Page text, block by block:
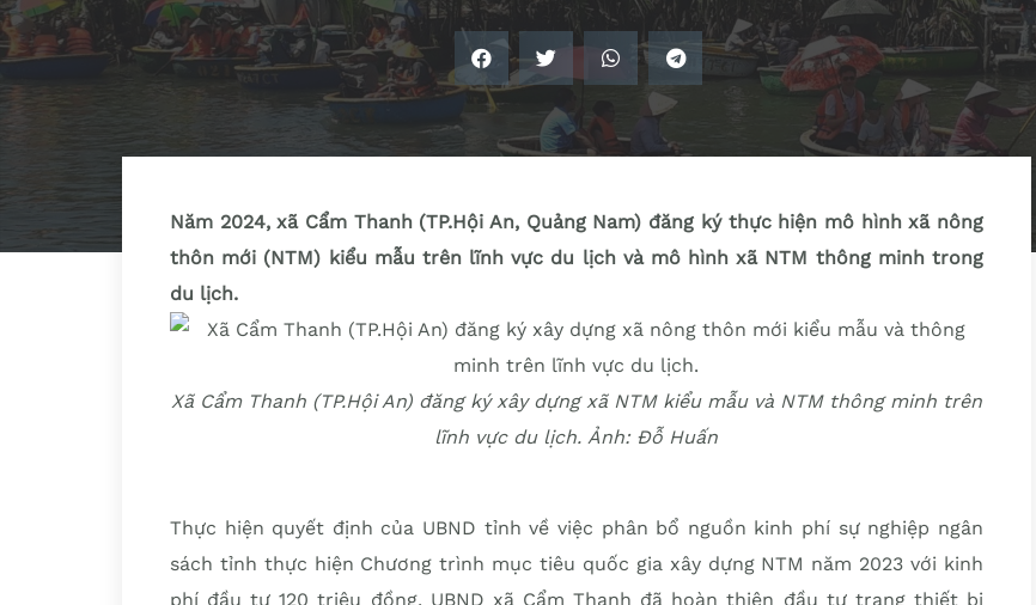
Năm 2024, xã Cẩm Thanh (TP.Hội An, Quảng Nam) đăng ký thực hiện mô hình xã nông
thôn mới (NTM) kiểu mẫu trên lĩnh vực du lịch và mô hình xã NTM thông minh trong
du lịch.
Xã Cẩm Thanh (TP.Hội An) đăng ký xây dựng xã NTM kiểu mẫu và NTM thông minh trên
lĩnh vực du lịch. Ảnh: Đỗ Huấn
Thực hiện quyết định của UBND tỉnh về việc phân bổ nguồn kinh phí sự nghiệp ngân
sách tỉnh thực hiện Chương trình mục tiêu quốc gia xây dựng NTM năm 2023 với kinh
phí đầu tư 120 triệu đồng, UBND xã Cẩm Thanh đã hoàn thiện đầu tư trang thiết bị